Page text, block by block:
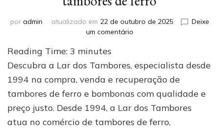
por admin atualizado em 22 de outubro de 2025
Deixe
um comentárioem
Lar
dos
Tambores:
referência
na
compra
e
Reading Time: 3 minutes
Descubra a Lar dos Tambores, especialista desde
1994 na compra, venda e recuperação de
tambores de ferro e bombonas com qualidade e
preço justo. Desde 1994, a Lar dos Tambores
atua no comércio de tambores de ferro,